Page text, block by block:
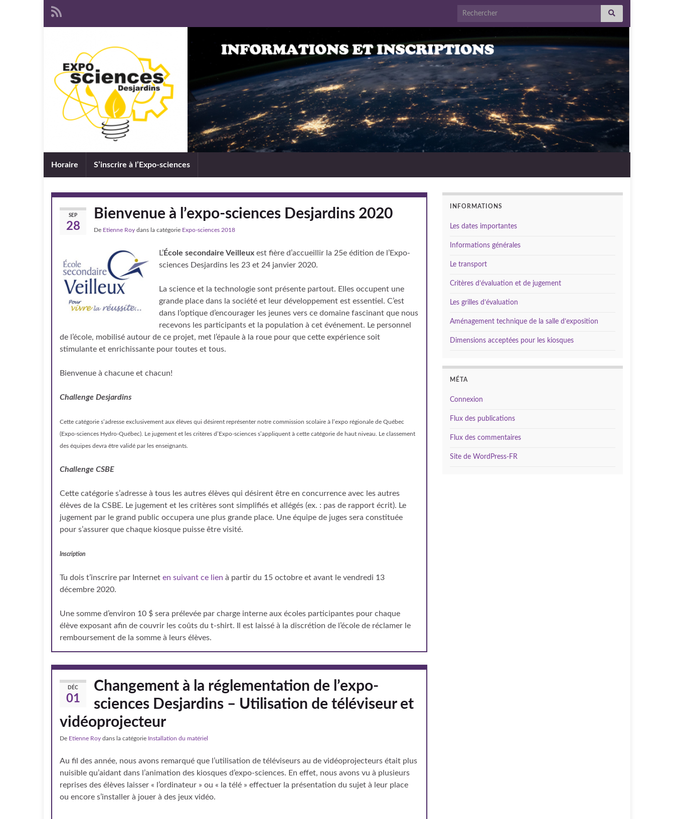
Search for:
Horaire S’inscrire à l’Expo-sciences
SEP
28
Bienvenue à l’expo-sciences Desjardins 2020
De Etienne Roy dans la catégorie Expo-sciences 2018
L’École secondaire Veilleux est fière d’accueillir la 25e édition de l’Expo-
sciences Desjardins les 23 et 24 janvier 2020.
La science et la technologie sont présente partout. Elles occupent une
grande place dans la société et leur développement est essentiel. C’est
dans l’optique d’encourager les jeunes vers ce domaine fascinant que nous
recevons les participants et la population à cet événement. Le personnel
de l’école, mobilisé autour de ce projet, met l’épaule à la roue pour que cette expérience soit
stimulante et enrichissante pour toutes et tous.
Bienvenue à chacune et chacun!
Challenge Desjardins
Cette catégorie s’adresse exclusivement aux élèves qui désirent représenter notre commission scolaire à l’expo régionale de Québec
(Expo-sciences Hydro-Québec). Le jugement et les critères d’Expo-sciences s’appliquent à cette catégorie de haut niveau. Le classement
des équipes devra être validé par les enseignants.
Challenge CSBE
Cette catégorie s’adresse à tous les autres élèves qui désirent être en concurrence avec les autres
élèves de la CSBE. Le jugement et les critères sont simplifiés et allégés (ex. : pas de rapport écrit). Le
jugement par le grand public occupera une plus grande place. Une équipe de juges sera constituée
pour s’assurer que chaque kiosque puisse être visité.
Inscription
Tu dois t’inscrire par Internet en suivant ce lien à partir du 15 octobre et avant le vendredi 13
décembre 2020.
Une somme d’environ 10 $ sera prélevée par charge interne aux écoles participantes pour chaque
élève exposant afin de couvrir les coûts du t-shirt. Il est laissé à la discrétion de l’école de réclamer le
remboursement de la somme à leurs élèves.
DÉC
01
Changement à la réglementation de l’expo-
sciences Desjardins – Utilisation de téléviseur et
vidéoprojecteur
De Etienne Roy dans la catégorie Installation du matériel
Au fil des année, nous avons remarqué que l’utilisation de téléviseurs au de vidéoprojecteurs était plus
nuisible qu’aidant dans l’animation des kiosques d’expo-sciences. En effet, nous avons vu à plusieurs
reprises des élèves laisser « l’ordinateur » ou « la télé » effectuer la présentation du sujet à leur place
ou encore s’installer à jouer à des jeux vidéo.
INFORMATIONS
Les dates importantes
Informations générales
Le transport
Critères d’évaluation et de jugement
Les grilles d’évaluation
Aménagement technique de la salle d’exposition
Dimensions acceptées pour les kiosques
MÉTA
Connexion
Flux des publications
Flux des commentaires
Site de WordPress-FR